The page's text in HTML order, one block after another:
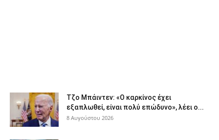
Τζο Μπάιντεν: «Ο καρκίνος έχει
εξαπλωθεί, είναι πολύ επώδυνο», λέει ο...
8 Αυγούστου 2026